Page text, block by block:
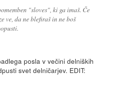
"sloves", ki ga imaš. Če
ve, da ne blefiraš in ne boš
posla v večini delniških
svet delničarjev. EDIT: